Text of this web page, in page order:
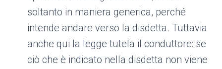
soltanto in maniera generica, perché
intende andare verso la disdetta. Tuttavia
anche qui la legge tutela il conduttore: se
ciò che è indicato nella disdetta non viene